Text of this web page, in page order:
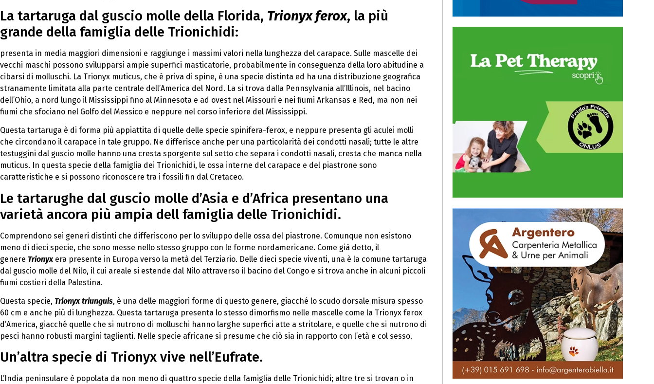
La tartaruga dal guscio molle della Florida, Trionyx ferox, la più
grande della famiglia delle Trionichidi:
presenta in media maggiori dimensioni e raggiunge i massimi valori nella lunghezza del carapace. Sulle mascelle dei
vecchi maschi possono svilupparsi ampie superfici masticatorie, probabilmente in conseguenza della loro abitudine a
cibarsi di molluschi. La Trionyx muticus, che è priva di spine, è una specie distinta ed ha una distribuzione geografica
stranamente limitata alla parte centrale dell’America del Nord. La si trova dalla Pennsylvania all’Illinois, nel bacino
dell’Ohio, a nord lungo il Mississippi fino al Minnesota e ad ovest nel Missouri e nei fiumi Arkansas e Red, ma non nei
fiumi che sfociano nel Golfo del Messico e neppure nel corso inferiore del Mississippi.
Questa tartaruga è di forma più appiattita di quelle delle specie spinifera-ferox, e neppure presenta gli aculei molli
che circondano il carapace in tale gruppo. Ne differisce anche per una particolarità dei condotti nasali; tutte le altre
testuggini dal guscio molle hanno una cresta sporgente sul setto che separa i condotti nasali, cresta che manca nella
muticus. In questa specie della famiglia dei Trionichidi, le ossa interne del carapace e del piastrone sono
caratteristiche e si possono riconoscere tra i fossili fin dal Cretaceo.
Le tartarughe dal guscio molle d’Asia e d’Africa presentano una
varietà ancora più ampia dell famiglia delle Trionichidi.
Comprendono sei generi distinti che differiscono per lo sviluppo delle ossa del piastrone. Comunque non esistono
meno di dieci specie, che sono messe nello stesso gruppo con le forme nordamericane. Come già detto, il
genere Trionyxera presente in Europa verso la metà del Terziario. Delle dieci specie viventi, una è la comune tartaruga
dal guscio molle del Nilo, il cui areale si estende dal Nilo attraverso il bacino del Congo e si trova anche in alcuni piccoli
fiumi costieri della Palestina.
Questa specie, Trionyx triunguis, è una delle maggiori forme di questo genere, giacché lo scudo dorsale misura spesso
60 cm e anche più di lunghezza. Questa tartaruga presenta lo stesso dimorfismo nelle mascelle come la Trionyx ferox
d’America, giacché quelle che si nutrono di molluschi hanno larghe superfici atte a stritolare, e quelle che si nutrono di
pesci hanno robusti margini taglienti. Nelle specie africane si presume che ciò sia in rapporto con l’età e col sesso.
Un’altra specie di Trionyx vive nell’Eufrate.
L’India peninsulare è popolata da non meno di quattro specie della famiglia delle Trionichidi; altre tre si trovan o in